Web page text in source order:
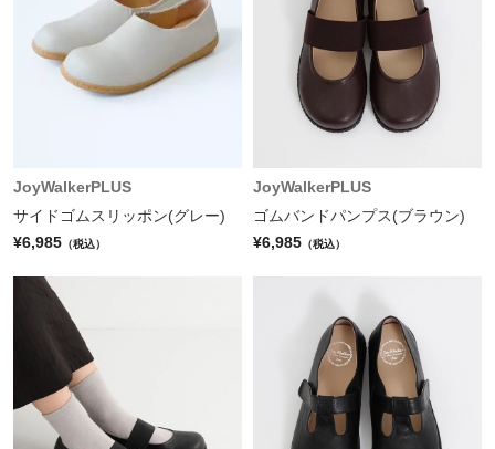
JoyWalkerPLUS
サイドゴムスリッポン(グレー)
¥6,985 （税込）
JoyWalkerPLUS
ゴムバンドパンプス(ブラウン)
¥6,985 （税込）